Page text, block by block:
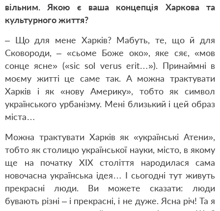
вільним. Якою є ваша концепція Харкова та
культурного життя?
– Що для мене Харків? Мабуть, те, що й для
Сковороди, – «сьоме Боже око», яке сяє, «мов
сонце ясне» («sic sol verus erit…»). Принаймні в
моєму житті це саме так. А можна трактувати
Харків і як «нову Америку», тобто як символ
українського урбанізму. Мені близький і цей образ
міста…
Можна трактувати Харків як «українські Атени»,
тобто як столицю української науки, місто, в якому
ще на початку ХІХ століття народилася сама
новочасна українська ідея… І сьогодні тут живуть
прекрасні люди. Ви можете сказати: люди
бувають різні – і прекрасні, і не дуже. Ясна річ! Та я